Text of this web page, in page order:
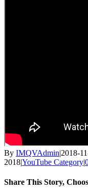
By IMQVAdmin|2018-
2018|YouTube Category|
Share This Story,